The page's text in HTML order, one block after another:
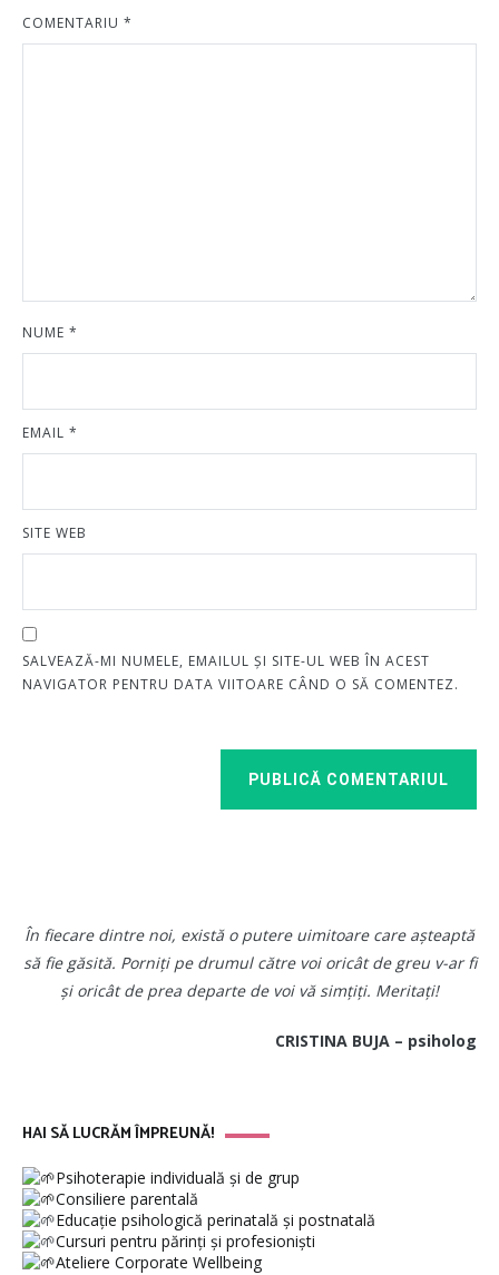
COMENTARIU *
NUME *
EMAIL *
SITE WEB
SALVEAZĂ-MI NUMELE, EMAILUL ȘI SITE-UL WEB ÎN ACEST
NAVIGATOR PENTRU DATA VIITOARE CÂND O SĂ COMENTEZ.
PUBLICĂ COMENTARIUL
În fiecare dintre noi, există o putere uimitoare care așteaptă
să fie găsită. Porniți pe drumul către voi oricât de greu v-ar fi
și oricât de prea departe de voi vă simțiți. Meritați!
CRISTINA BUJA – psiholog
HAI SĂ LUCRĂM ÎMPREUNĂ!
Psihoterapie individuală și de grup
Consiliere parentală
Educație psihologică perinatală și postnatală
Cursuri pentru părinți și profesioniști
Ateliere Corporate Wellbeing